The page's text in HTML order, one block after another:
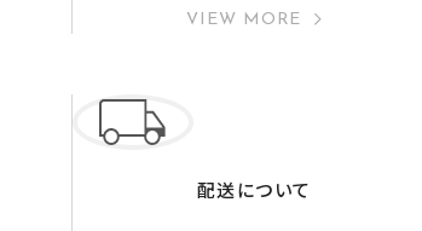
VIEW MORE
配送について